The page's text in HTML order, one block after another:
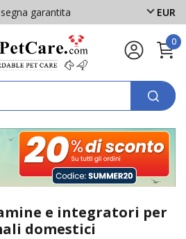
garantita EUR
0
e integratori per
domestici